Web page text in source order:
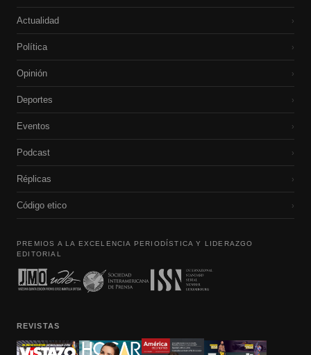
Actualidad ›
Política ›
Opinión ›
Deportes ›
Eventos ›
Podcast ›
Réplicas ›
Código etico ›
PREMIOS A LA EXCELENCIA PERIODÍSTICA Y LIDERAZGO
EDITORIAL
REVISTAS